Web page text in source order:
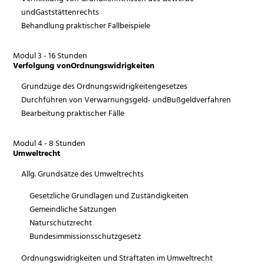
undGaststättenrechts
Behandlung praktischer Fallbeispiele
Modul 3 - 16 Stunden
Verfolgung vonOrdnungswidrigkeiten
Grundzüge des Ordnungswidrigkeitengesetzes
Durchführen von Verwarnungsgeld- undBußgeldverfahren
Bearbeitung praktischer Fälle
Modul 4 - 8 Stunden
Umweltrecht
Allg. Grundsätze des Umweltrechts
Gesetzliche Grundlagen und Zuständigkeiten
Gemeindliche Satzungen
Naturschutzrecht
Bundesimmissionsschutzgesetz
Ordnungswidrigkeiten und Straftaten im Umweltrecht